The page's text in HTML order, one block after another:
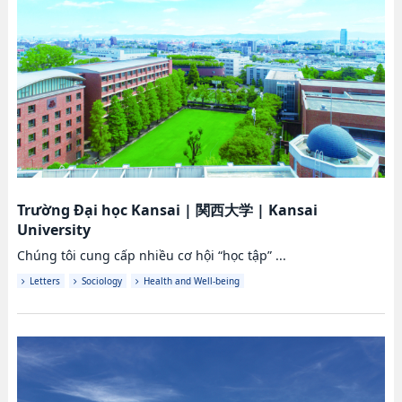
Trường Đại học Kansai | 関西大学| Kansai
University
Chúng tôi cung cấp nhiều cơ hội “học tập” ...
Letters Sociology Health and Well-being